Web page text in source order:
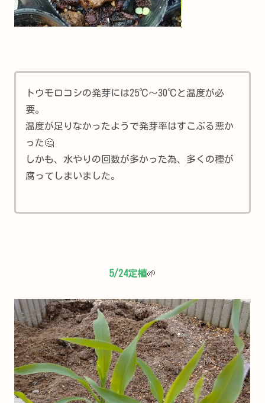
トウモロコシの発芽には25℃～30℃と温度が必
要。
温度が足りなかったようで発芽率はすこぶる悪か
った🤔
しかも、水やりの回数が多かった為、多くの種が
腐ってしまいました。
5/24定植🌱